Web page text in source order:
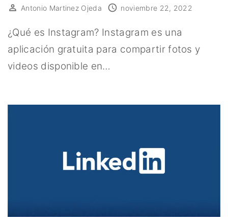
Antonio Martinez Ojeda noviembre 22, 2022
¿Qué es Instagram? Instagram es una
aplicación gratuita para compartir fotos y
videos disponible en…